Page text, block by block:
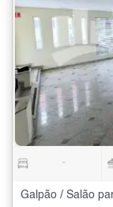
-
Galpão / Salão